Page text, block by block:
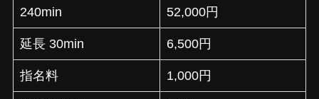
240min 52,000円
延長 30min 6,500円
指名料 1,000円